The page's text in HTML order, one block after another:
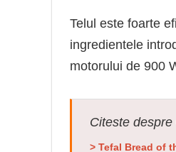
Telul este foarte
ingredientele
motorului de 900
Citeste despre
> Tefal Bread of